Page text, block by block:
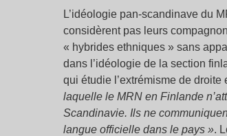
L’idéologie pan-scandinave du
considèrent pas leurs
« hybrides ethniques » sans
dans l’idéologie de la section
qui étudie l’extrémisme de droite
laquelle le MRN en Finlande
Scandinavie. Ils ne
langue officielle dans le pays ».